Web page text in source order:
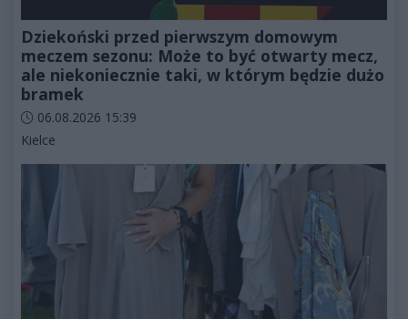
Dziekoński przed pierwszym domowym
meczem sezonu: Może to być otwarty mecz,
ale niekoniecznie taki, w którym będzie dużo
bramek
Data dodania artykułu:
06.08.2026 15:39
Kategorie artykułu:
Kielce